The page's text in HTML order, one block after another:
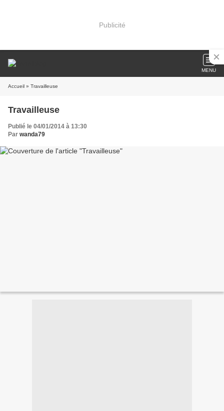
Publicité
MENU
Accueil » Travailleuse
Travailleuse
Publié le 04/01/2014 à 13:30
Par wanda79